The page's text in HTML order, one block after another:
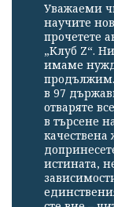
Уважаеми
научите
прочетете
„Клуб Z“.
имаме
в 97
отваряте
в търсене
истината,